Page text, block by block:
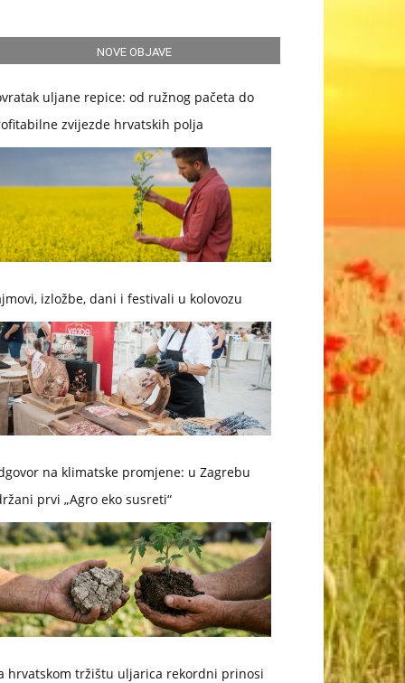
NOVE OBJAVE
uljane repice: od ružnog pačeta do
zvijezde hrvatskih polja
izložbe, dani i festivali u kolovozu
na klimatske promjene: u Zagrebu
prvi „Agro eko susreti“
hrvatskom tržištu uljarica rekordni prinosi